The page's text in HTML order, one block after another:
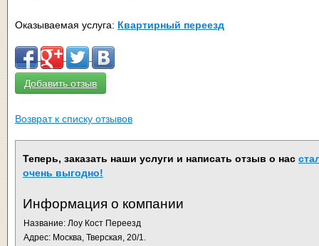
Оказываемая услуга: Квартирный переезд
Добавить отзыв
Возврат к списку отзывов
Теперь, заказать наши услуги и написать отзыв о нас
очень выгодно!
Информация о компании
Название: Лоу Кост Переезд
Адрес: Москва, Тверская, 20/1.